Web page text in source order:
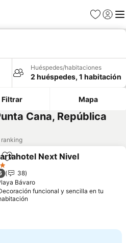
Favoritos
Iniciar
Huéspedes/habitaciones
2 huéspedes, 1 habitación
Filtrar Mapa
Cana, República
Agregar a favoritos
Next Nivel
38
Bávaro
funcional y sencilla en tu